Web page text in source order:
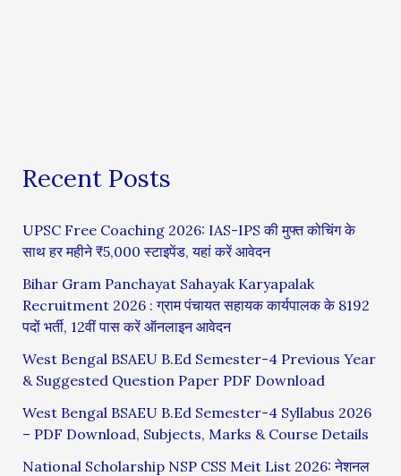
Recent Posts
UPSC Free Coaching 2026: IAS-IPS की मुफ्त कोचिंग के
साथ हर महीने ₹5,000 स्टाइपेंड, यहां करें आवेदन
Bihar Gram Panchayat Sahayak Karyapalak
Recruitment 2026 : ग्राम पंचायत सहायक कार्यपालक के 8192
पदों भर्ती, 12वीं पास करें ऑनलाइन आवेदन
West Bengal BSAEU B.Ed Semester-4 Previous Year
& Suggested Question Paper PDF Download
West Bengal BSAEU B.Ed Semester-4 Syllabus 2026
– PDF Download, Subjects, Marks & Course Details
National Scholarship NSP CSS Meit List 2026: नेशनल